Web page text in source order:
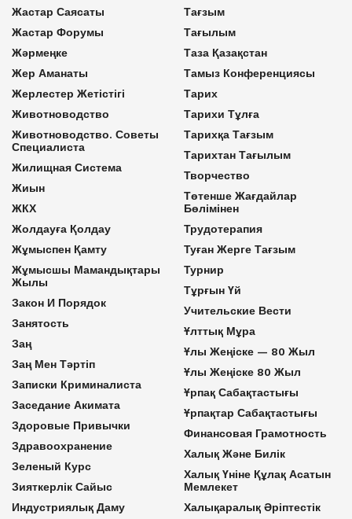
Жастар Саясаты
Жастар Форумы
Жәрмеңке
Жер Аманаты
Жерлестер Жетістігі
Животноводство
Животноводство. Советы
Специалиста
Жилищная Система
Жиын
ЖКХ
Жолдауға Қолдау
Жұмыспен Қамту
Жұмысшы Мамандықтары
Жылы
Закон И Порядок
Занятость
Заң
Заң Мен Тәртіп
Записки Криминалиста
Заседание Акимата
Здоровые Привычки
Здравоохранение
Зеленый Курс
Зияткерлік Сайыс
Индустриялық Даму
Тағзым
Тағылым
Таза Қазақстан
Тамыз Конференциясы
Тарих
Тарихи Тұлға
Тарихқа Тағзым
Тарихтан Тағылым
Творчество
Төтенше Жағдайлар
Бөлімінен
Трудотерапия
Туған Жерге Тағзым
Турнир
Тұрғын Үй
Учительские Вести
Ұлттық Мұра
Ұлы Жеңіске — 80 Жыл
Ұлы Жеңіске 80 Жыл
Ұрпақ Сабақтастығы
Ұрпақтар Сабақтастығы
Финансовая Грамотность
Халық Және Билік
Халық Үніне Құлақ Асатын
Мемлекет
Халықаралық Әріптестік